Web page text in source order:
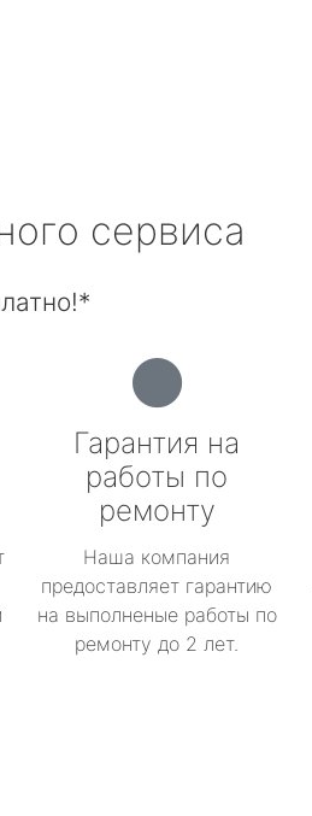
сервиса
Гарантия на
работы по
ремонту
Наша компания
предоставляет гарантию
на выполненые работы по
ремонту до 2 лет.